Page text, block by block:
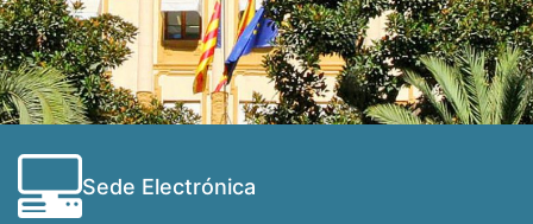
Sede Electrónica